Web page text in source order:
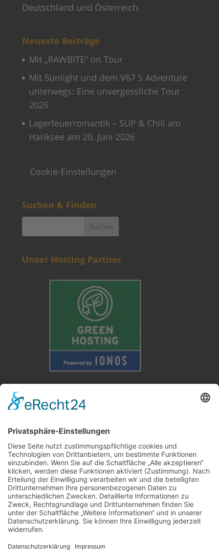
Deutschland und Österreich.
Neueste Beiträge
Mit „RAWBITE“ on Tour
Mit Sunlight und dem V67 S Adventure
unterwegs: Eine unvergessliche Tour
2026
Lagerfeuerromantik – SUP & Chill am
Hariksee am 20. Juni 2026
Cookie-Einstellungen
Suchen & Finden
Unser Hosting Partner
Weitere Informationen
Kontakt
Newsletter
FAQ
Schlagworte
Datenschutz
Impressum